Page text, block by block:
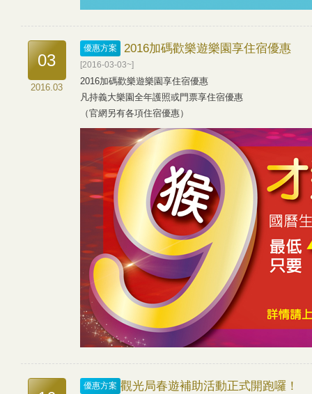
03
2016.03
優惠方案 2016加碼歡樂遊樂園享住宿優惠
[2016-03-03~]
2016加碼歡樂遊樂園享住宿優惠
凡持義大樂園全年護照或門票享住宿優惠
（官網另有各項住宿優惠）
優惠方案 ​觀光局春遊補助活動正式開跑囉！